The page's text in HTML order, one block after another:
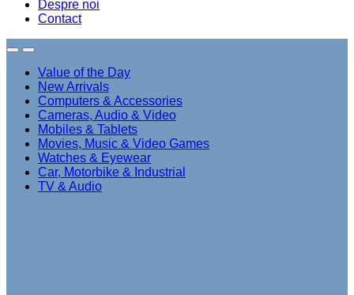
Despre noi
Contact
Value of the Day
New Arrivals
Computers & Accessories
Cameras, Audio & Video
Mobiles & Tablets
Movies, Music & Video Games
Watches & Eyewear
Car, Motorbike & Industrial
TV & Audio